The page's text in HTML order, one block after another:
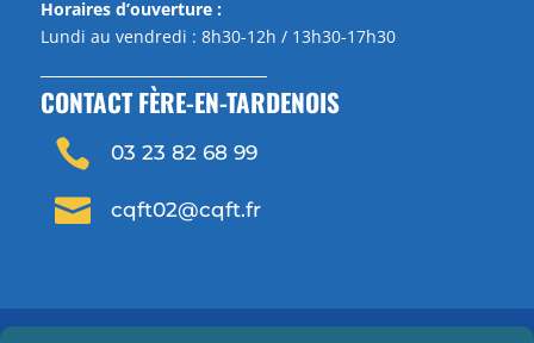
Horaires d’ouverture :
Lundi au vendredi : 8h30-12h / 13h30-17h30
CONTACT FÈRE-EN-TARDENOIS
 03 23 82 68 99
 cqft02@cqft.fr